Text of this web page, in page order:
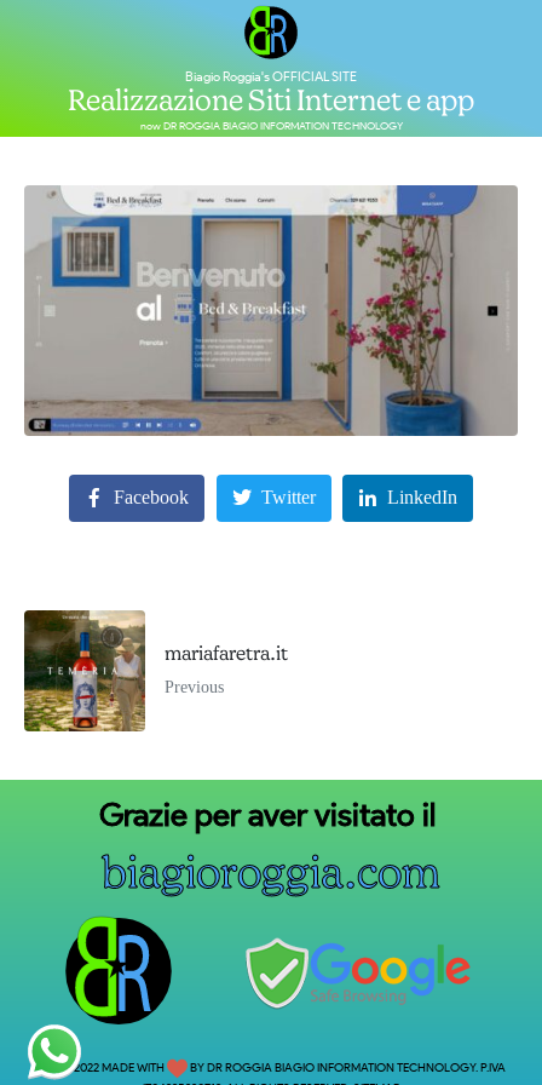
Biagio Roggia's OFFICIAL SITE
Realizzazione Siti Internet e app
now DR ROGGIA BIAGIO INFORMATION TECHNOLOGY
Facebook Twitter LinkedIn
mariafaretra.it
Previous
Grazieperavervisitatoil
biagioroggia.com
© 2019-2022 MADE WITH
BY DR ROGGIA BIAGIO INFORMATION TECHNOLOGY. P.IVA